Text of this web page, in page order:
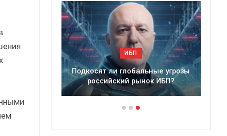
ИБП
Подкосят ли глобальные угрозы
российский рынок ИБП?